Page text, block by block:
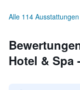
Alle 114
Hotel &